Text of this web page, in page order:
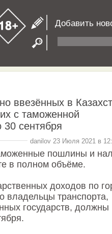
Добавить
ввезённых в
с таможенной
сентября
danilov 23 Июля 2021 в
пошлины и
в полном объёме.
доходов по
владельцы транспорта,
государств, должны